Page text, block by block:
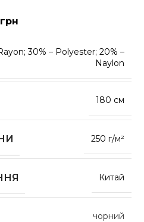
30% – Polyester; 20% –
Naylon
180 см
250 г/м²
Китай
чорний